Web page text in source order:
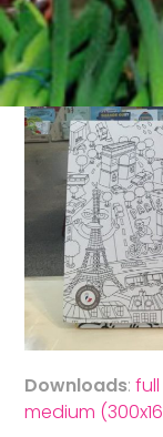
Downloads:
medium